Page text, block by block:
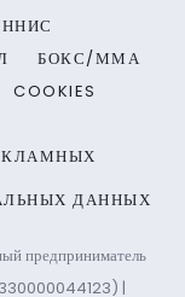
БОКС/ММА
COOKIES
ДАННЫХ
предприниматель
|